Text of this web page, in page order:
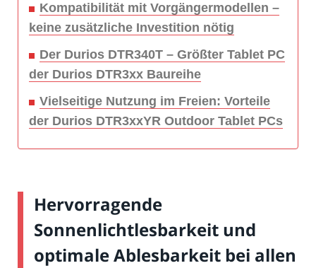
Kompatibilität mit Vorgängermodellen –
keine zusätzliche Investition nötig
Der Durios DTR340T – Größter Tablet PC
der Durios DTR3xx Baureihe
Vielseitige Nutzung im Freien: Vorteile
der Durios DTR3xxYR Outdoor Tablet PCs
Hervorragende
Sonnenlichtlesbarkeit und
optimale Ablesbarkeit bei allen